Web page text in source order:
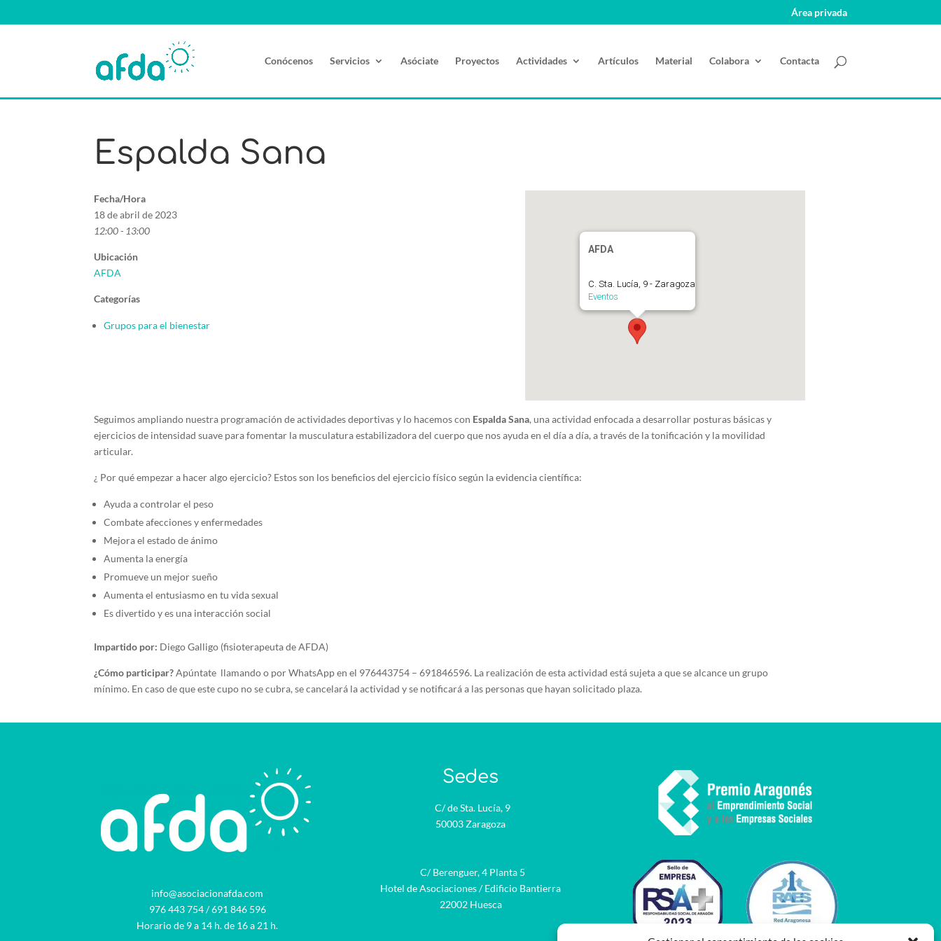
Área privada
Conócenos Servicios Asóciate Proyectos Actividades Artículos Material Colabora Contacta
Espalda Sana
AFDA
C. Sta. Lucía, 9 - Zaragoza
Eventos
Fecha/Hora
18 de abril de 2023
12:00 - 13:00
Ubicación
AFDA
Categorías
Grupos para el bienestar
Seguimos ampliando nuestra programación de actividades deportivas y lo hacemos con Espalda Sana, una actividad enfocada a desarrollar posturas básicas y
ejercicios de intensidad suave para fomentar la musculatura estabilizadora del cuerpo que nos ayuda en el día a día, a través de la tonificación y la movilidad
articular.
¿ Por qué empezar a hacer algo ejercicio? Estos son los beneficios del ejercicio físico según la evidencia científica:
Ayuda a controlar el peso
Combate afecciones y enfermedades
Mejora el estado de ánimo
Aumenta la energía
Promueve un mejor sueño
Aumenta el entusiasmo en tu vida sexual
Es divertido y es una interacción social
Impartido por: Diego Galligo (fisioterapeuta de AFDA)
¿Cómo participar?Apúntate llamando o por WhatsApp en el 976443754 – 691846596. La realización de esta actividad está sujeta a que se alcance un grupo
mínimo. En caso de que este cupo no se cubra, se cancelará la actividad y se notificará a las personas que hayan solicitado plaza.
info@asociacionafda.com
976 443 754/691 846 596
Horario de 9 a 14 h. de 16 a 21 h.
Sedes
C/ de Sta. Lucía, 9
50003 Zaragoza
C/ Berenguer, 4 Planta 5
Hotel de Asociaciones / Edificio Bantierra
22002 Huesca